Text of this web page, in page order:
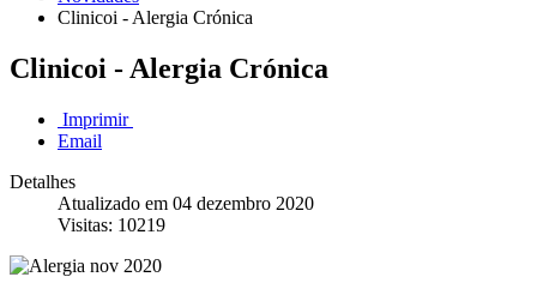
Clinicoi - Alergia Crónica
Clinicoi - Alergia Crónica
Imprimir
Email
Detalhes
Atualizado em 04 dezembro 2020
Visitas: 10219